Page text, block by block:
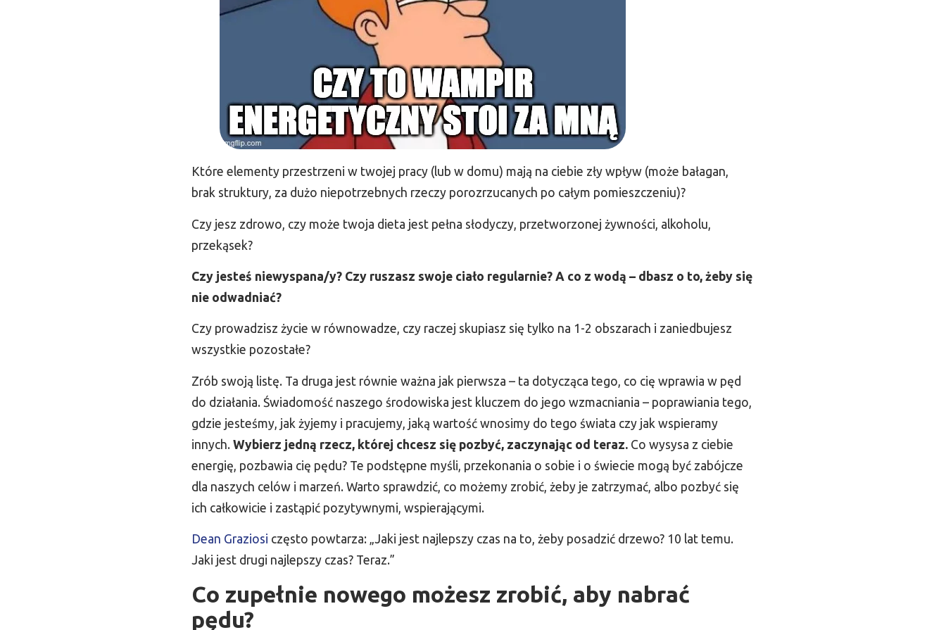
Które elementy przestrzeni w twojej pracy (lub w domu) mają na ciebie zły wpływ (może bałagan,
brak struktury, za dużo niepotrzebnych rzeczy porozrzucanych po całym pomieszczeniu)?
Czy jesz zdrowo, czy może twoja dieta jest pełna słodyczy, przetworzonej żywności, alkoholu,
przekąsek?
Czy jesteś niewyspana/y? Czy ruszasz swoje ciało regularnie? A co z wodą – dbasz o to, żeby się
nie odwadniać?
Czy prowadzisz życie w równowadze, czy raczej skupiasz się tylko na 1-2 obszarach i zaniedbujesz
wszystkie pozostałe?
Zrób swoją listę. Ta druga jest równie ważna jak pierwsza – ta dotycząca tego, co cię wprawia w pęd
do działania. Świadomość naszego środowiska jest kluczem do jego wzmacniania – poprawiania tego,
gdzie jesteśmy, jak żyjemy i pracujemy, jaką wartość wnosimy do tego świata czy jak wspieramy
innych. Wybierz jedną rzecz, której chcesz się pozbyć, zaczynając od teraz. Co wysysa z ciebie
energię, pozbawia cię pędu? Te podstępne myśli, przekonania o sobie i o świecie mogą być zabójcze
dla naszych celów i marzeń. Warto sprawdzić, co możemy zrobić, żeby je zatrzymać, albo pozbyć się
ich całkowicie i zastąpić pozytywnymi, wspierającymi.
Dean Graziosi często powtarza: „Jaki jest najlepszy czas na to, żeby posadzić drzewo? 10 lat temu.
Jaki jest drugi najlepszy czas? Teraz.”
Co zupełnie nowego możesz zrobić, aby nabrać
pędu?